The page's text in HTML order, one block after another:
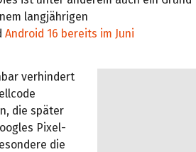
langjährigen
Android 16 bereits im Juni
verhindert
die später
Pixel-
die